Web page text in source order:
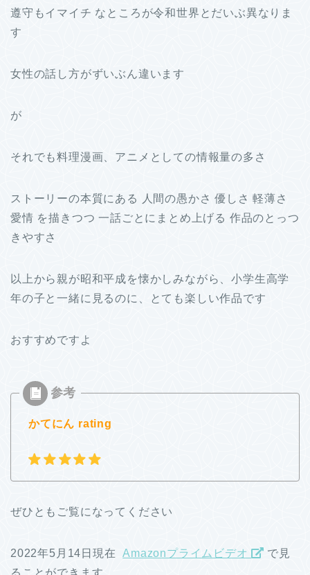
遵守もイマイチ なところが令和世界とだいぶ異なりま
す
女性の話し方がずいぶん違います
が
それでも料理漫画、アニメとしての情報量の多さ
ストーリーの本質にある 人間の愚かさ 優しさ 軽薄さ
愛情 を描きつつ 一話ごとにまとめ上げる 作品のとっつ
きやすさ
以上から親が昭和平成を懐かしみながら、小学生高学
年の子と一緒に見るのに、とても楽しい作品です
おすすめですよ
かてにん rating
ぜひともご覧になってください
2022年5月14日現在Amazonプライムビデオ
で見
ることができます